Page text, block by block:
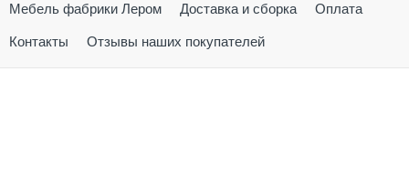
Мебель фабрики Лером Доставка и сборка Оплата
Контакты Отзывы наших покупателей